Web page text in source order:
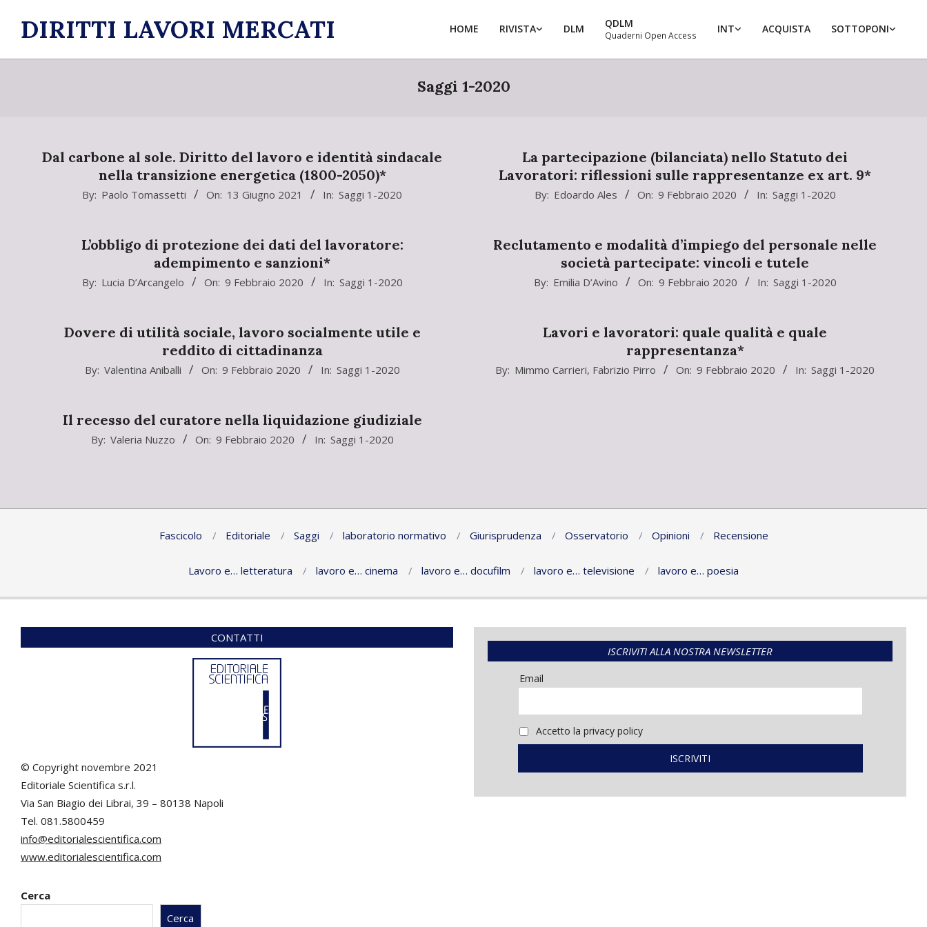
DIRITTI LAVORI MERCATI HOME RIVISTA DLM QDLM
Quaderni Open Access
INT ACQUISTA SOTTOPONI
Saggi 1-2020
Dal carbone al sole. Diritto del lavoro e identità sindacale
nella transizione energetica (1800-2050)*
By: Paolo Tomassetti On: 13 Giugno 2021 In: Saggi 1-2020
La partecipazione (bilanciata) nello Statuto dei
Lavoratori: riflessioni sulle rappresentanze ex art. 9*
By: Edoardo Ales On: 9 Febbraio 2020 In: Saggi 1-2020
L’obbligo di protezione dei dati del lavoratore:
adempimento e sanzioni*
By: Lucia D’Arcangelo On: 9 Febbraio 2020 In: Saggi 1-2020
Reclutamento e modalità d’impiego del personale nelle
società partecipate: vincoli e tutele
By: Emilia D’Avino On: 9 Febbraio 2020 In: Saggi 1-2020
Dovere di utilità sociale, lavoro socialmente utile e
reddito di cittadinanza
By: Valentina Aniballi On: 9 Febbraio 2020 In: Saggi 1-2020
Lavori e lavoratori: quale qualità e quale
rappresentanza*
2020-
By: Mimmo Carrieri, Fabrizio Pirro On: 9 Febbraio 2020 In: Saggi 1-2020
Il recesso del curatore nella liquidazione giudiziale
By: Valeria Nuzzo On: 9 Febbraio 2020 In: Saggi 1-2020
Fascicolo Editoriale Saggi laboratorio normativo Giurisprudenza Osservatorio Opinioni Recensione
Lavoro e… letteratura lavoro e… cinema lavoro e… docufilm lavoro e… televisione lavoro e… poesia
CONTATTI
© Copyright novembre 2021
Editoriale Scientifica s.r.l.
Via San Biagio dei Librai, 39 – 80138 Napoli
Tel. 081.5800459
info@editorialescientifica.com
www.editorialescientifica.com
Cerca
Cerca
ISCRIVITI ALLA NOSTRA NEWSLETTER
Email
Accetto la privacy policy